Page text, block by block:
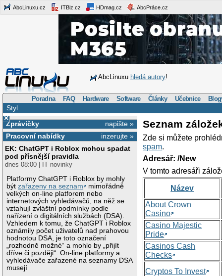
AbcLinuxu.cz ITBiz.cz HDmag.cz AbcPráce.cz
AbcLinuxu hledá autory!
Poradna FAQ Hardware Software Články Učebnice
Styl
×
napište »
Zprávičky
inzerujte »
Pracovní nabídky
EK: ChatGPT i Roblox mohou spadat
pod přísnější pravidla
dnes 08:00 | IT novinky
Platformy ChatGPT i Roblox by mohly
býtzařazeny na seznam
mimořádně
velkých on-line platforem nebo
internetových vyhledávačů, na něž se
vztahují zvláštní podmínky podle
nařízení o digitálních službách (DSA).
Vzhledem k tomu, že ChatGPT i Roblox
oznámily počet uživatelů nad prahovou
hodnotou DSA, je toto označení
„rozhodně možné“ a mohlo by „přijít
dříve či později“. On-line platformy a
vyhledávače zařazené na seznamy DSA
musejí
Seznam
Zde si můžete
spam.
Adresář: /New
V tomto adresáři
Název
About Crown
Casino
Casino Majestic
Pride
Casinos Cash
Checks
Cryptos To Invest